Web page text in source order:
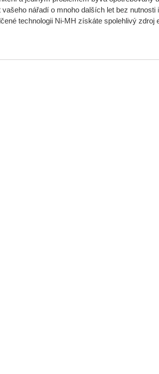
vašeho nářadí o mnoho dalších let bez
technologii Ni-MH získáte spolehlivý zdroj